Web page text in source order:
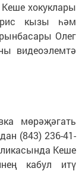
хокуклары
кызы һәм
Олег
видеоэлемтә
мөрәҗәгать
(843) 236-41-
Кеше
кабул итү